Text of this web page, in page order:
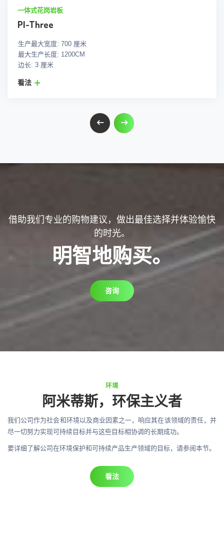
一体式花岗岩板
PI-Three
生产最大宽度: 700 厘米
最大生产长度: 1200CM
边长: 3 厘米
看法
借助我们专业的购物建议，做出最佳选择并体验愉快
的时光。
明智地购买。
咨询
环境
阿米蒂斯，环保主义者
我们公司作为社会和环境以及商业因素之一，响应其在该领域的责任，并
尽一切努力实现可持续目标并与这些目标相协调的长期成功。
要详细了解公司在环境保护和可持续产品生产领域的目标，请参阅本节。
看法